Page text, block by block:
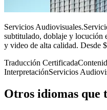
Servicios Audiovisuales.
subtitulado, doblaje y locución
y video de alta calidad. Desde
Traducción Certificada
InterpretaciónServicios
Otros idiomas que